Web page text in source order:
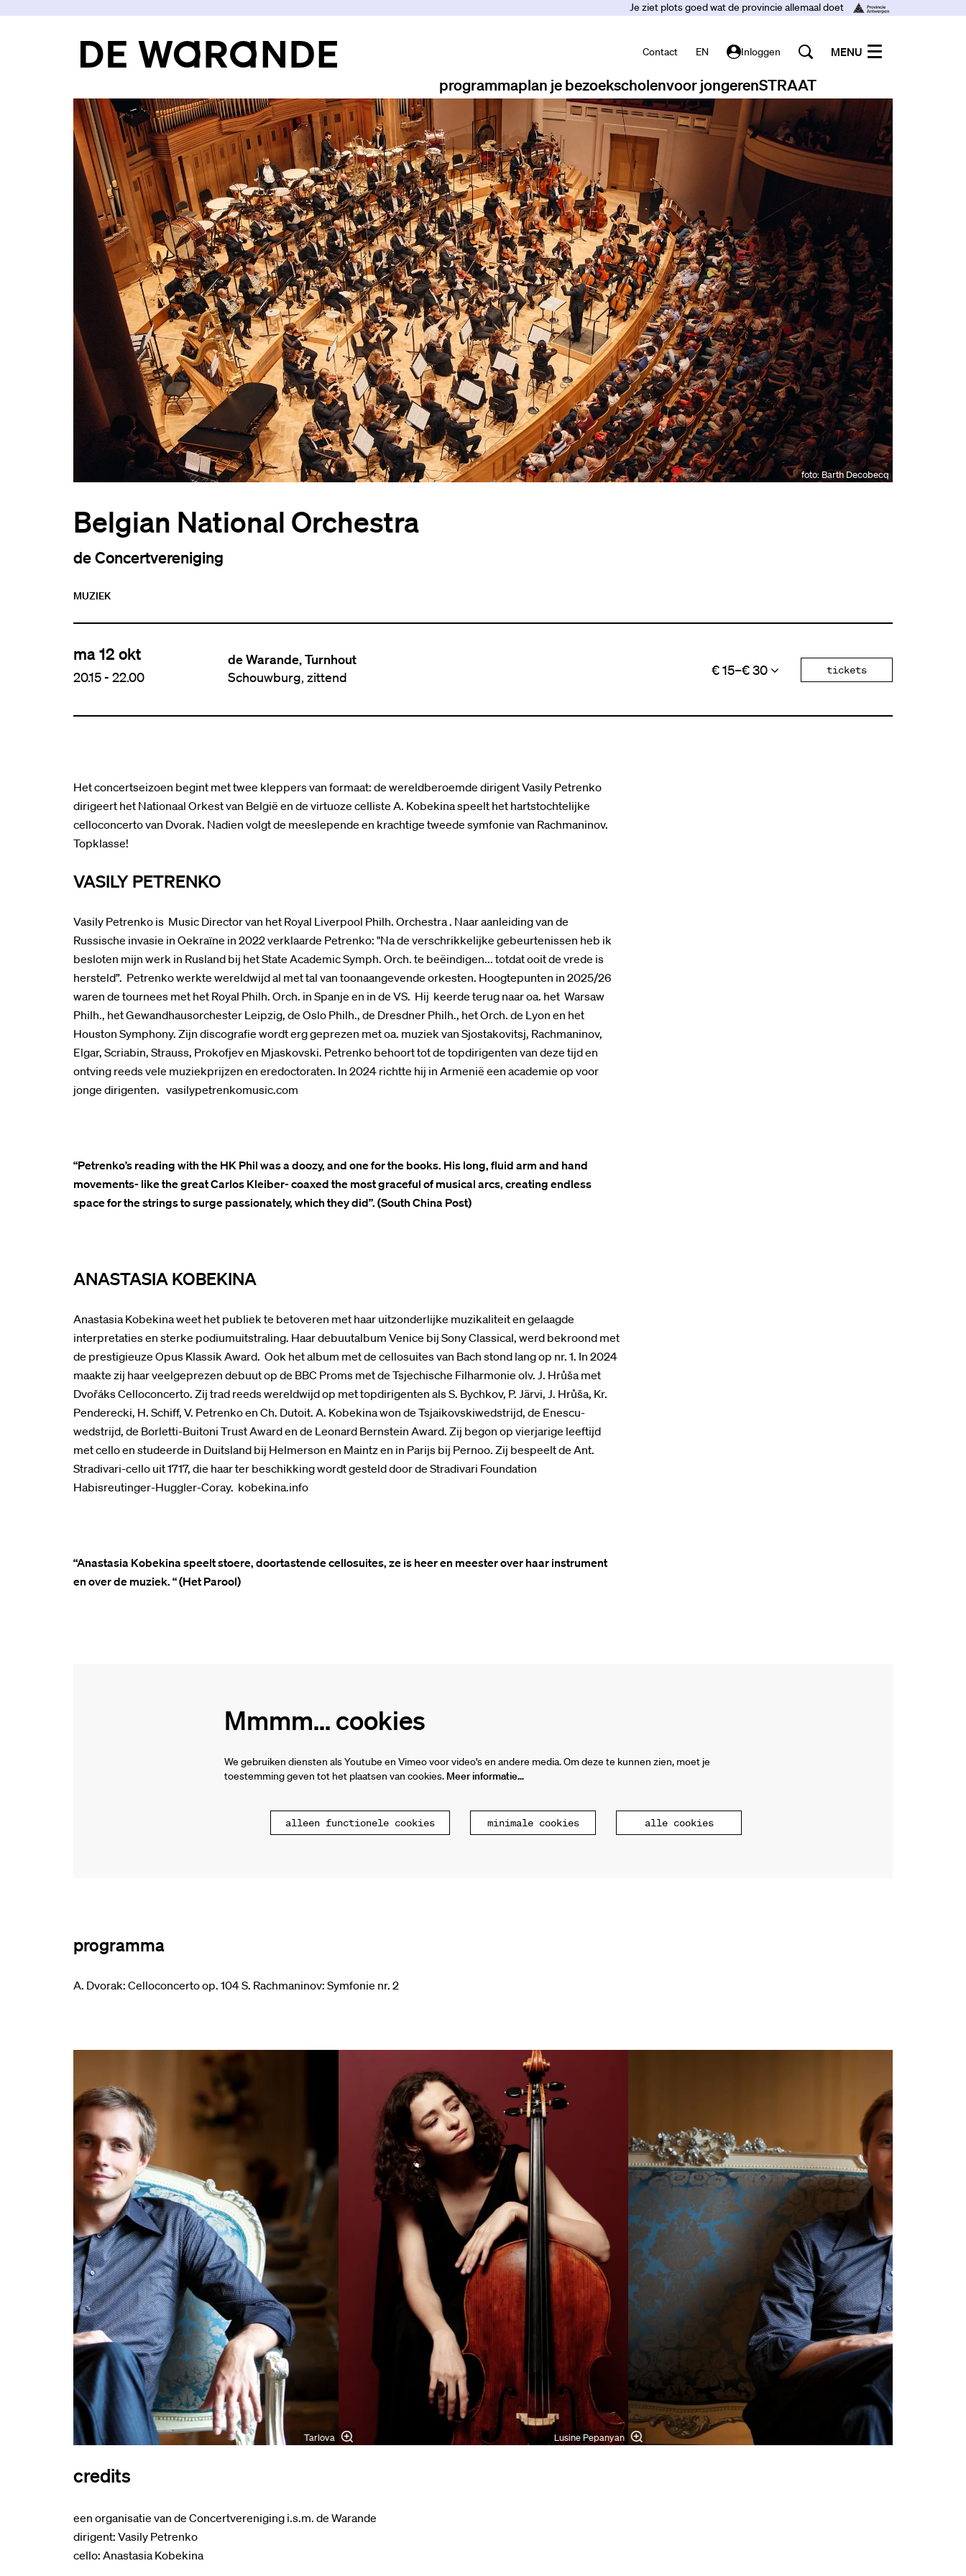
Je ziet plots goed wat de provincie allemaal doet
Contact EN Inloggen
programmaplan je bezoekscholenvoor jongerenSTRAAT
MENU
foto: Barth Decobecq
Belgian National Orchestra
de Concertvereniging
MUZIEK
ma 12 okt
20.15 - 22.00
de Warande, Turnhout
Schouwburg, zittend
€ 15–€ 30 tickets
Het concertseizoen begint met twee kleppers van formaat: de wereldberoemde dirigent Vasily Petrenko
dirigeert het Nationaal Orkest van België en de virtuoze celliste A. Kobekina speelt het hartstochtelijke
celloconcerto van Dvorak. Nadien volgt de meeslepende en krachtige tweede symfonie van Rachmaninov.
Topklasse!
VASILY PETRENKO
Vasily Petrenko is Music Director van het Royal Liverpool Philh. Orchestra . Naar aanleiding van de
Russische invasie in Oekraïne in 2022 verklaarde Petrenko: "Na de verschrikkelijke gebeurtenissen heb ik
besloten mijn werk in Rusland bij het State Academic Symph. Orch. te beëindigen... totdat ooit de vrede is
hersteld”. Petrenko werkte wereldwijd al met tal van toonaangevende orkesten. Hoogtepunten in 2025/26
waren de tournees met het Royal Philh. Orch. in Spanje en in de VS. Hij keerde terug naar oa. het Warsaw
Philh., het Gewandhausorchester Leipzig, de Oslo Philh., de Dresdner Philh., het Orch. de Lyon en het
Houston Symphony. Zijn discografie wordt erg geprezen met oa. muziek van Sjostakovitsj, Rachmaninov,
Elgar, Scriabin, Strauss, Prokofjev en Mjaskovski. Petrenko behoort tot de topdirigenten van deze tijd en
ontving reeds vele muziekprijzen en eredoctoraten. In 2024 richtte hij in Armenië een academie op voor
jonge dirigenten. vasilypetrenkomusic.com
“Petrenko’s reading with the HK Phil was a doozy, and one for the books. His long, fluid arm and hand
movements- like the great Carlos Kleiber- coaxed the most graceful of musical arcs, creating endless
space for the strings to surge passionately, which they did”. (South China Post)
ANASTASIA KOBEKINA
Anastasia Kobekina weet het publiek te betoveren met haar uitzonderlijke muzikaliteit en gelaagde
interpretaties en sterke podiumuitstraling. Haar debuutalbum Venice bij Sony Classical, werd bekroond met
de prestigieuze Opus Klassik Award. Ook het album met de cellosuites van Bach stond lang op nr. 1. In 2024
maakte zij haar veelgeprezen debuut op de BBC Proms met de Tsjechische Filharmonie olv. J. Hrůša met
Dvořáks Celloconcerto. Zij trad reeds wereldwijd op met topdirigenten als S. Bychkov, P. Järvi, J. Hrůša, Kr.
Penderecki, H. Schiff, V. Petrenko en Ch. Dutoit. A. Kobekina won de Tsjaikovskiwedstrijd, de Enescu-
wedstrijd, de Borletti-Buitoni Trust Award en de Leonard Bernstein Award. Zij begon op vierjarige leeftijd
met cello en studeerde in Duitsland bij Helmerson en Maintz en in Parijs bij Pernoo. Zij bespeelt de Ant.
Stradivari-cello uit 1717, die haar ter beschikking wordt gesteld door de Stradivari Foundation
Habisreutinger-Huggler-Coray. kobekina.info
“Anastasia Kobekina speelt stoere, doortastende cellosuites, ze is heer en meester over haar instrument
en over de muziek. “ (Het Parool)
Mmmm... cookies
We gebruiken diensten als Youtube en Vimeo voor video's en andere media. Om deze te kunnen zien, moet je
toestemming geven tot het plaatsen van cookies. Meer informatie…
alleen functionele cookies minimale cookies alle cookies
programma
A. Dvorak: Celloconcerto op. 104 S. Rachmaninov: Symfonie nr. 2
Tarlova Lusine Pepanyan
Inzoomen
credits
een organisatie van de Concertvereniging i.s.m. de Warande
dirigent: Vasily Petrenko
cello: Anastasia Kobekina